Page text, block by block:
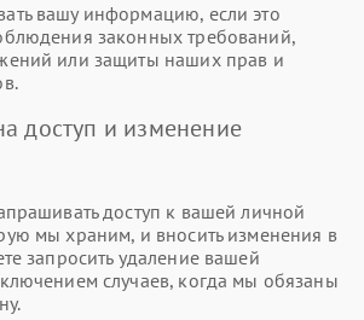
вашу информацию, если это
законных требований,
или защиты наших прав и
доступ и изменение
доступ к вашей личной
мы храним, и вносить изменения в
запросить удаление вашей
случаев, когда мы обязаны